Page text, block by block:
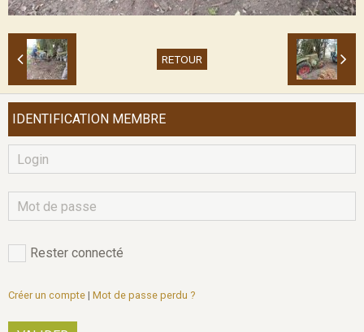
RETOUR
IDENTIFICATION MEMBRE
Rester connecté
Créer un compte | Mot de passe perdu ?